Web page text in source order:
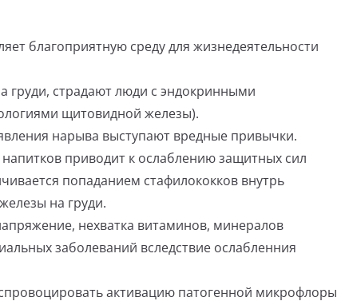
благоприятную среду для жизнедеятельности
груди, страдают люди с эндокринными
щитовидной железы).
нарыва выступают вредные привычки.
приводит к ослаблению защитных сил
попаданием стафилококков внутрь
на груди.
нехватка витаминов, минералов
заболеваний вследствие ослабленния
активацию патогенной микрофлоры